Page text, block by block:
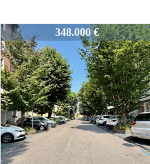
958-TXAAIBOA
348.000 €